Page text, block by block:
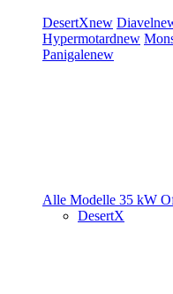
DesertXnew Diavel
Hypermotardnew
Panigalenew
Alle Modelle 35 kW
DesertX